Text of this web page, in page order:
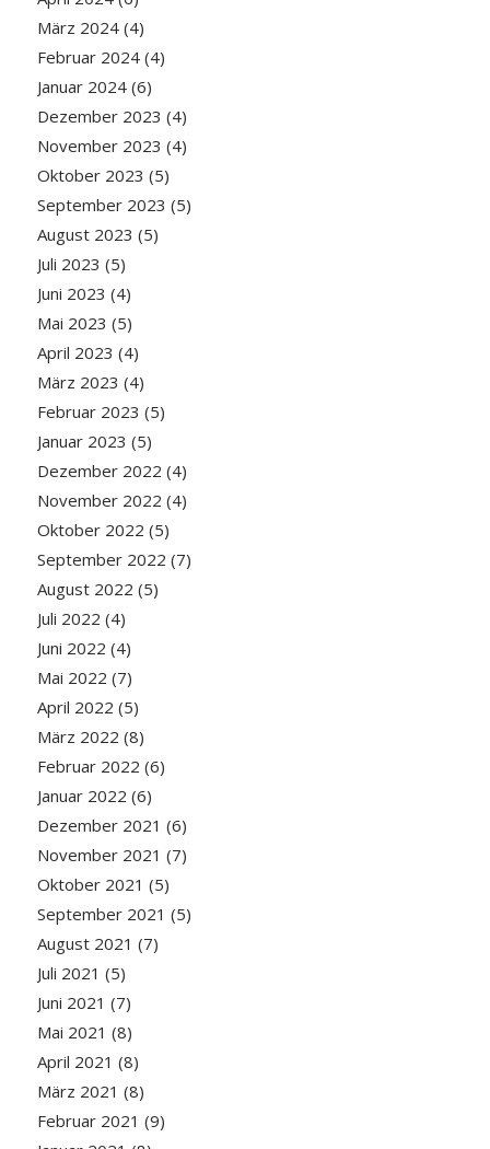
März 2024(4)
Februar 2024(4)
Januar 2024(6)
Dezember 2023 (4)
November 2023 (4)
Oktober 2023 (5)
September 2023 (5)
August 2023 (5)
Juli 2023 (5)
Juni 2023 (4)
Mai 2023 (5)
April 2023 (4)
März 2023 (4)
Februar 2023 (5)
Januar 2023 (5)
Dezember 2022 (4)
November 2022 (4)
Oktober 2022 (5)
September 2022 (7)
August 2022 (5)
Juli 2022 (4)
Juni 2022 (4)
Mai 2022 (7)
April 2022 (5)
März 2022 (8)
Februar 2022 (6)
Januar 2022 (6)
Dezember 2021 (6)
November 2021 (7)
Oktober 2021 (5)
September 2021 (5)
August 2021 (7)
Juli 2021 (5)
Juni 2021 (7)
Mai 2021 (8)
April 2021 (8)
März 2021 (8)
Februar 2021 (9)